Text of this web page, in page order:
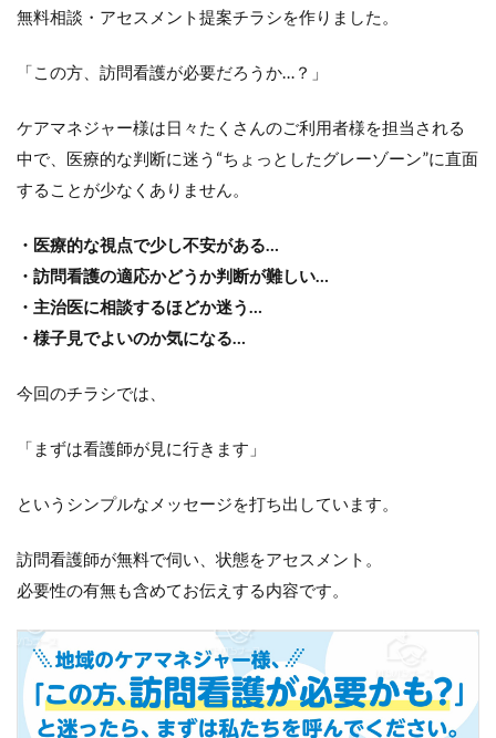
無料相談・アセスメント提案チラシを作りました。
「この方、訪問看護が必要だろうか…？」
ケアマネジャー様は日々たくさんのご利用者様を担当される
中で、医療的な判断に迷う“ちょっとしたグレーゾーン”に直面
することが少なくありません。
・医療的な視点で少し不安がある…
・訪問看護の適応かどうか判断が難しい…
・主治医に相談するほどか迷う…
・様子見でよいのか気になる…
今回のチラシでは、
「まずは看護師が見に行きます」
というシンプルなメッセージを打ち出しています。
訪問看護師が無料で伺い、状態をアセスメント。
必要性の有無も含めてお伝えする内容です。